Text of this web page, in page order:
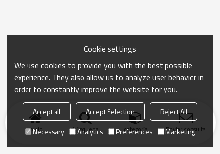
Inicio búsqueda categoría Enviar consulta
Cookie settings
We use cookies to provide you with the best possible
experience. They also allow us to analyze user behavior in
order to constantly improve the website for you.
Accept all Accept Selection
Reject All
Necessary
Analytics Preferences Marketing